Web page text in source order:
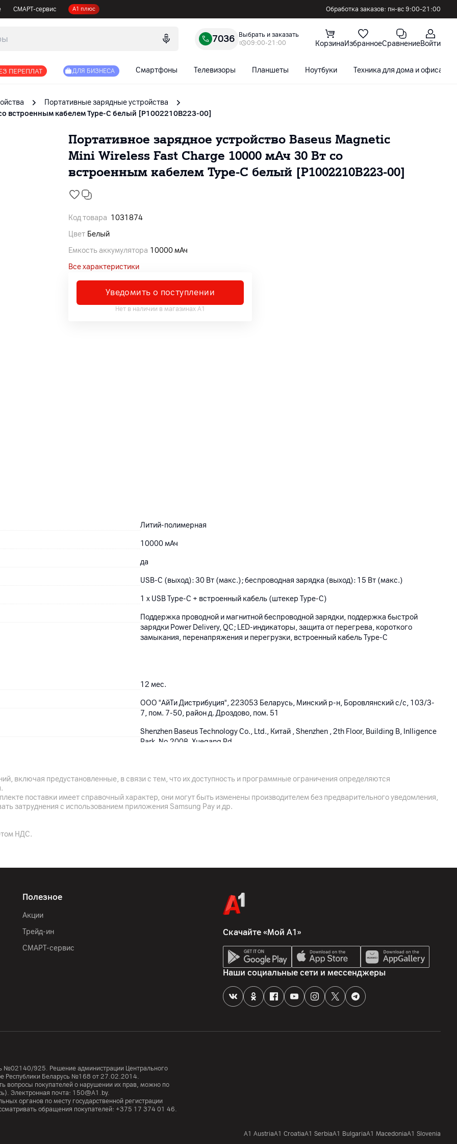
СМАРТ-сервис А1 плюс Обработка заказов: пн-вс 9:00–21:00
7036
Выбрать и заказать
09:00-21:00
КорзинаИзбранноеСравнениеВойти
ПЕРЕПЛАТ ДЛЯ БИЗНЕСА Смартфоны Телевизоры Планшеты Ноутбуки Техника для дома и офиса
Портативные зарядные устройства
встроенным кабелем Type-C белый [P1002210B223-00]
Портативное зарядное устройство Baseus Magnetic
Mini Wireless Fast Charge 10000 мАч 30 Вт со
встроенным кабелем Type-C белый [P1002210B223-00]
Код товара 1031874
Цвет Белый
Емкость аккумулятора 10000 мАч
Все характеристики
Уведомить о поступлении
Нет в наличии в магазинах А1
Литий-полимерная
10000мАч
да
USB-C (выход): 30 Вт (макс.); беспроводная зарядка (выход): 15 Вт (макс.)
1 x USB Type-C + встроенный кабель (штекер Type-C)
Поддержка проводной и магнитной беспроводной зарядки, поддержка быстрой
зарядки Power Delivery, QC; LED-индикаторы, защита от перегрева, короткого
замыкания, перенапряжения и перегрузки, встроенный кабель Type-C
12 мес.
ООО "АйТи Дистрибуция", 223053 Беларусь, Минский р-н, Боровлянский с/с, 103/3-
7, пом. 7-50, район д. Дроздово, пом. 51
Shenzhen Baseus Technology Co., Ltd., Китай , Shenzhen , 2th Floor, Building B, Inlligence
Park, No.2008, Xuegang Rd
Китай
включая предустановленные, в связи с тем, что их доступность и программные ограничения определяются
поставки имеет справочный характер, они могут быть изменены производителем без предварительного уведомления,
затруднения с использованием приложения Samsung Pay и др.
НДС.
Полезное
Акции
Трейд-ин
СМАРТ-сервис
Скачайте «Мой А1»
Наши социальные сети и мессенджеры
№02140/925. Решение администрации Центрального
Республики Беларусь №168 от 27.02.2014.
вопросы покупателей о нарушении их прав, можно по
Электронная почта: 150@A1.by.
органов по месту государственной регистрации
обращения покупателей: +375 17 374 01 46.
A1 AustriaA1 CroatiaА1 SerbiaA1 BulgariaA1 MacedoniaA1 Slovenia